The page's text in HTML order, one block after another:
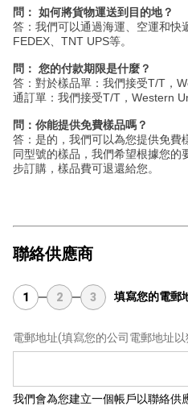
問： 如何將貨物運送到目的地？
答：我們可以通過海運、空運‎和快
FEDEX、TNT UPS等。
問： 您的付款期限是什麼？
‎答：對於樣品單：我們接受‎‎T/T，
通訂單：我們接受T/T，‎ ‎Western
問：你能提供免費樣品嗎？
答：是的，我們可以為您提供免費
同型號的樣品，我們希望根據您的
步訂購，樣品費可退還給您。
聯絡供應商
1 2 3 填寫您的電郵
電郵地址(填寫您的公司電郵地址
我們會為您建立一個帳戶以聯絡供